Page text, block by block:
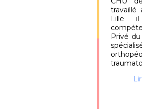
travaillé
Lille il
Privé